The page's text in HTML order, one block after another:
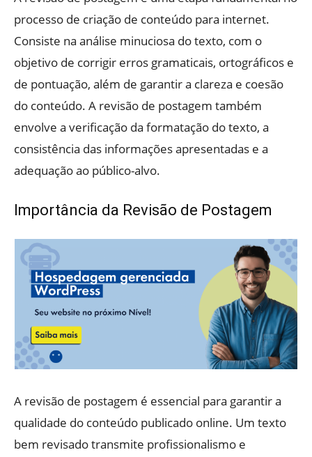
processo de criação de conteúdo para internet.
Consiste na análise minuciosa do texto, com o
objetivo de corrigir erros gramaticais, ortográficos e
de pontuação, além de garantir a clareza e coesão
do conteúdo. A revisão de postagem também
envolve a verificação da formatação do texto, a
consistência das informações apresentadas e a
adequação ao público-alvo.
Importância da Revisão de Postagem
A revisão de postagem é essencial para garantir a
qualidade do conteúdo publicado online. Um texto
bem revisado transmite profissionalismo e